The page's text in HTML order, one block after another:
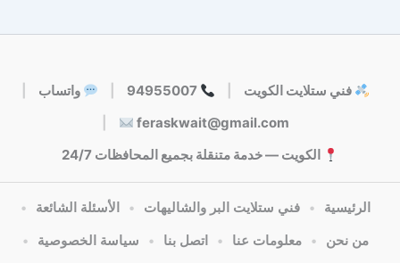
فني ستلايت الكويت 94955007 واتساب
feraskwait@gmail.com
الكويت — خدمة متنقلة بجميع المحافظات 24/7
الرئيسية • فني ستلايت البر والشاليهات • الأسئلة الشائعة •
من نحن • معلومات عنا • اتصل بنا • سياسة الخصوصية •